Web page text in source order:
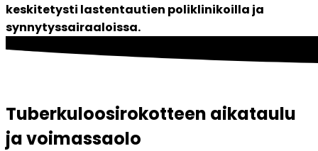
keskitetysti lastentautien poliklinikoilla ja
synnytyssairaaloissa.
Tuberkuloosirokotteen aikataulu
ja voimassaolo